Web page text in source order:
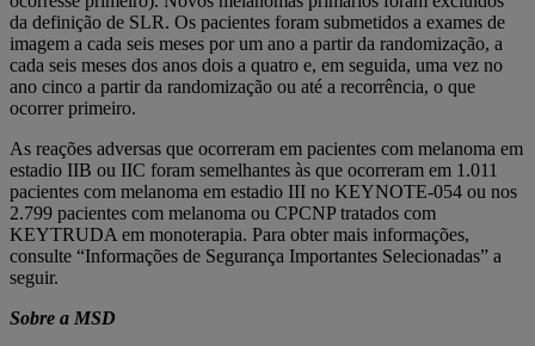
da definição de SLR. Os pacientes foram submetidos a exames de
imagem a cada seis meses por um ano a partir da randomização, a
cada seis meses dos anos dois a quatro e, em seguida, uma vez no
ano cinco a partir da randomização ou até a recorrência, o que
ocorrer primeiro.
As reações adversas que ocorreram em pacientes com melanoma em
estadio IIB ou IIC foram semelhantes às que ocorreram em 1.011
pacientes com melanoma em estadio III no KEYNOTE-054 ou nos
2.799 pacientes com melanoma ou CPCNP tratados com
KEYTRUDA em monoterapia. Para obter mais informações,
consulte “Informações de Segurança Importantes Selecionadas” a
seguir.
Sobre a MSD